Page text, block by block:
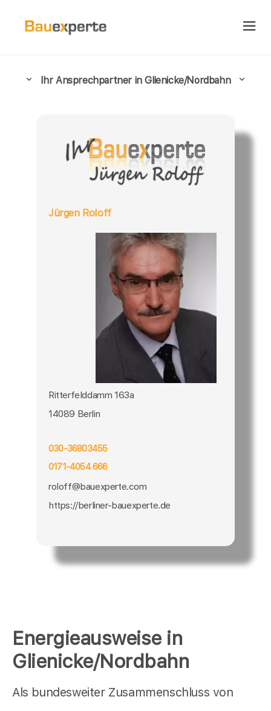
Energieausweise in
Glienicke/Nordbahn
Als bundesweiter Zusammenschluss von
Ihr Ansprechpartner in Glienicke/Nordbahn
Jürgen Roloff
Ritterfelddamm 163a
14089 Berlin
030-36803455
0171-4054 666
roloff@bauexperte.com
https://berliner-bauexperte.de